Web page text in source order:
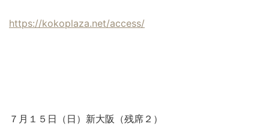
https://kokoplaza.net/access/
７月１５日（日）新大阪（残席２）